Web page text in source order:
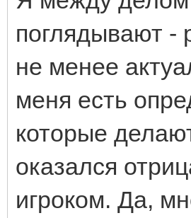
поглядывают -
не менее
меня есть
которые
оказался
игроком. Да,